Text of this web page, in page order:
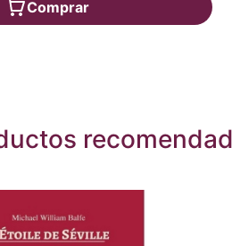
Comprar